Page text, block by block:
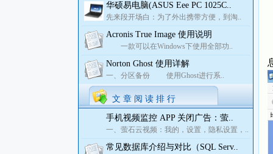
华硕易电脑(ASUS Eee PC 1025C..
先来段开场白：为了外出携带方便，到淘..
Acronis True Image 使用说明
一款可以在Windows下使用全部功..
Norton Ghost 使用详解
一、分区备份 使用Ghost进行系..
文 章 阅 读 排 行
手机视频监控 APP 关闭广告：萤..
一、萤石云视频：我的，设置，隐私设置，..
常见数据库介绍与对比（SQL Serv..